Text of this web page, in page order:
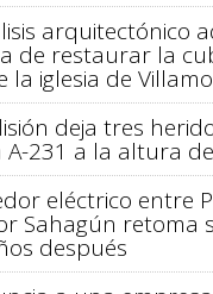
arquitectónico
de restaurar la
la iglesia de
deja tres
231 a la altura
eléctrico entre
Sahagún retoma
después